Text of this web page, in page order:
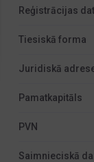
Reģistrācijas
Tiesiskā forma
Juridiskā
Pamatkapitāls
PVN
Saimnieciskā